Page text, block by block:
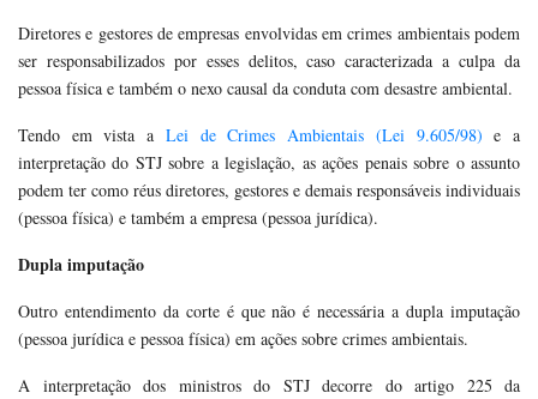
Diretores e gestores de empresas envolvidas em crimes ambientais podem
ser responsabilizados por esses delitos, caso caracterizada a culpa da
pessoa física e também o nexo causal da conduta com desastre ambiental.
Tendo em vista a Lei de Crimes Ambientais (Lei 9.605/98) e a
interpretação do STJ sobre a legislação, as ações penais sobre o assunto
podem ter como réus diretores, gestores e demais responsáveis individuais
(pessoa física) e também a empresa (pessoa jurídica).
Dupla imputação
Outro entendimento da corte é que não é necessária a dupla imputação
(pessoa jurídica e pessoa física) em ações sobre crimes ambientais.
A interpretação dos ministros do STJ decorre do artigo 225 da